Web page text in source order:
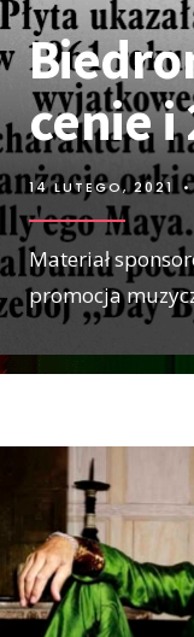
cenie i
14 LUTEGO, 2021 •
Materiał
promocja